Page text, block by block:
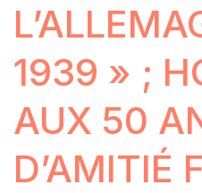
1939 » ;
AUX 50
D’AMITIÉ